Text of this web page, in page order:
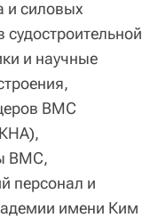
и силовых
судостроительной
и научные
ВМС
ВМС,
персонал и
имени Ким